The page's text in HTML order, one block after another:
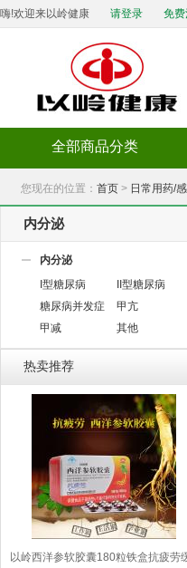
嗨!欢迎来以岭健康 请登录 免
全部商品分类
您现在的位置： 首页 > 日常用药/
内分泌
内分泌
I型糖尿病
II型糖尿病
糖尿病并发症
甲亢
甲减
其他
热卖推荐
以岭西洋参软胶囊180粒铁盒抗疲劳